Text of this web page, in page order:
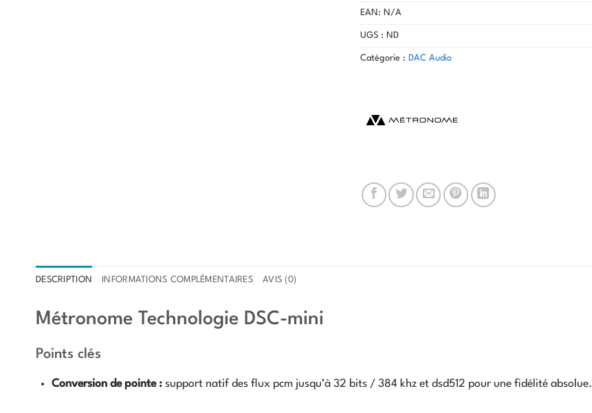
EAN: N/A
UGS : ND
Catégorie : DAC Audio
DESCRIPTION INFORMATIONS COMPLÉMENTAIRES AVIS (0)
Métronome Technologie DSC-mini
Points clés
Conversion de pointe :support natif des flux pcm jusqu’à 32 bits / 384 khz et dsd512 pour une fidélité absolue.